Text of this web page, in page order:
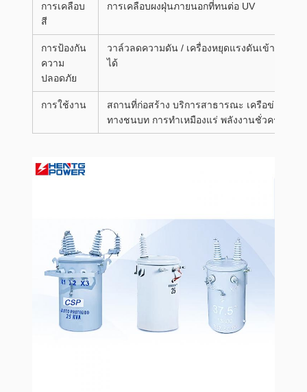
การเคลือบ
สี
การเคลือบผงฝุ่นภายนอกที่ทนต่อ UV
การป้องกัน
ความ
ปลอดภัย
วาล์วลดความดัน / เครื่องหยุดแรงดันเข้ากัน
ได้
การใช้งาน
สถานที่ก่อสร้าง บริการสาธารณะ เครือข่าย
ทางชนบท การทําเหมืองแร่ พลังงานชั่วคราว